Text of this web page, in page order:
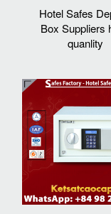
Hotel Safes
Box Suppliers
quanlity